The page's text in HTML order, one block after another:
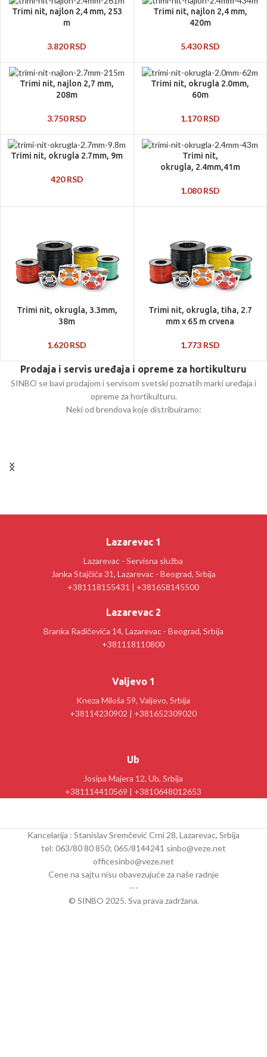
Trimi nit, najlon 2,4 mm, 253
m
3.820RSD
Trimi nit, najlon 2,4 mm,
420m
5.430RSD
Trimi nit, najlon 2,7 mm,
208m
3.750RSD
Trimi nit, okrugla 2.0mm,
60m
1.170RSD
Trimi nit, okrugla 2.7mm, 9m
420RSD
Trimi nit,
okrugla, 2.4mm,41m
1.080RSD
Trimi nit, okrugla, 3.3mm,
38m
1.620RSD
Trimi nit, okrugla, tiha, 2.7
mm x 65 m crvena
1.773 RSD
Prodaja i servis uređaja i opreme za hortikulturu
SINBO se bavi prodajom i servisom svetski poznatih marki uređaja i
opreme za hortikulturu.
Neki od brendova koje distribuiramo:
Lazarevac 1
Lazarevac - Servisna služba
Janka Stajčića 31, Lazarevac - Beograd, Srbija
+381118155431 | +381658145500
Lazarevac 2
Branka Radičevića 14, Lazarevac - Beograd, Srbija
+381118110800
Valjevo 1
Kneza Miloša 59, Valjevo, Srbija
+38114230902 | +381652309020
Ub
Josipa Majera 12, Ub, Srbija
+381114410569 | +3810648012653
Kancelarija : Stanislav Sremčević Crni 28, Lazarevac, Srbija
tel: 063/80 80 850; 065/8144241 sinbo@veze.net
officesinbo@veze.net
Cene na sajtu nisu obavezujuće za naše radnje
---
© SINBO 2025. Sva prava zadržana.